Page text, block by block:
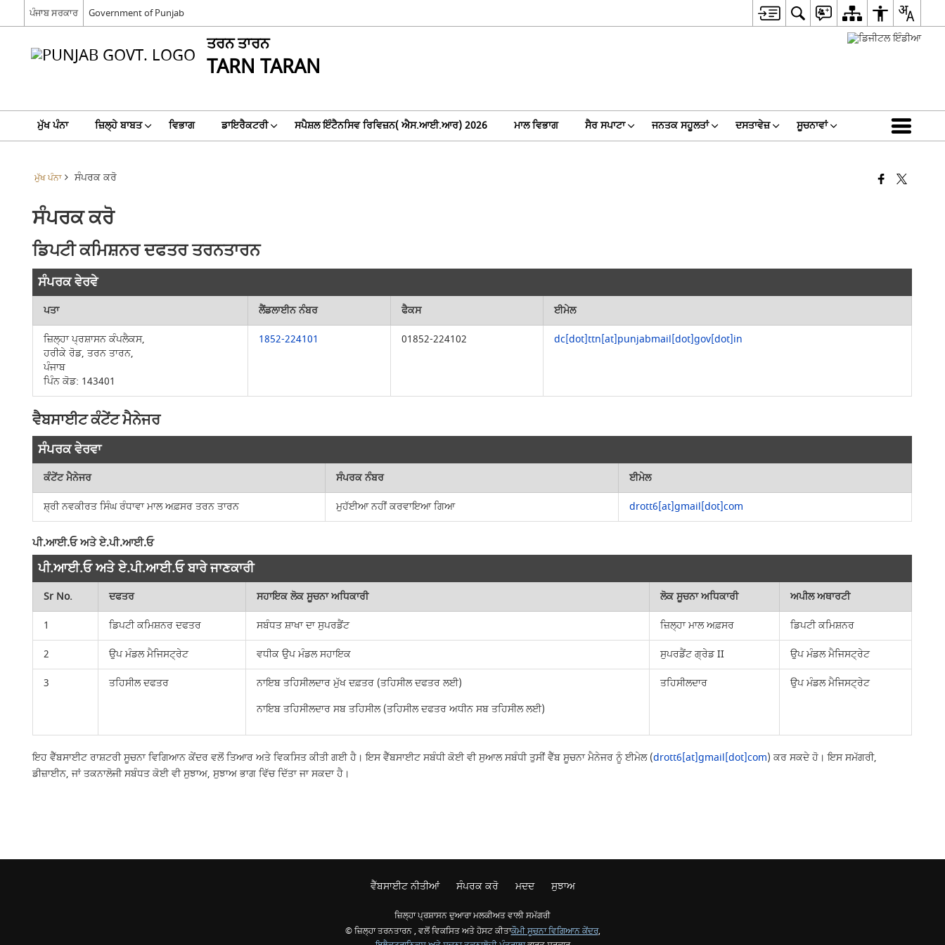
ਪੰਜਾਬ ਸਰਕਾਰ Government of Punjab
ਤਰਨ ਤਾਰਨ
TARN TARAN
ਮੁੱਖ ਪੰਨਾ ਜ਼ਿਲ੍ਹੇ ਬਾਬਤ ਵਿਭਾਗ ਡਾਇਰੈਕਟਰੀ ਸਪੈਸ਼ਲ ਇੰਟੈਨਸਿਵ ਰਿਵਿਜ਼ਨ( ਐਸ.ਆਈ.ਆਰ) 2026 ਮਾਲ ਵਿਭਾਗ ਸੈਰ ਸਪਾਟਾ ਜਨਤਕ ਸਹੂਲਤਾਂ ਦਸਤਾਵੇਜ਼ ਸੂਚਨਾਵਾਂ
ਮੁੱਖ ਪੰਨਾ ਸੰਪਰਕ ਕਰੋ
ਸੰਪਰਕ ਕਰੋ
ਡਿਪਟੀ ਕਮਿਸ਼ਨਰ ਦਫਤਰ ਤਰਨਤਾਰਨ
ਸੰਪਰਕ ਵੇਰਵੇ
ਪਤਾ ਲੈਂਡਲਾਈਨ ਨੰਬਰ ਫੈਕਸ
ਈਮੇਲ
ਜ਼ਿਲ੍ਹਾ ਪ੍ਰਸ਼ਾਸਨ ਕੰਪਲੈਕਸ,
ਹਰੀਕੇ ਰੋਡ, ਤਰਨ ਤਾਰਨ,
ਪੰਜਾਬ
ਪਿੰਨ ਕੋਡ: 143401
1852-224101 01852-224102 dc[dot]ttn[at]punjabmail[dot]gov[dot]in
ਵੈਬਸਾਈਟ ਕੰਟੇਂਟ ਮੈਨੇਜਰ
ਸੰਪਰਕ ਵੇਰਵਾ​​
ਕੰਟੇਂਟ ਮੈਨੇਜਰ ਸੰਪਰਕ ਨੰਬਰ
ਈਮੇਲ
ਸ਼੍ਰੀ ਨਵਕੀਰਤ ਸਿੰਘ ਰੰਧਾਵਾ ਮਾਲ ਅਫ਼ਸਰ ਤਰਨ ਤਾਰਨ
ਮੁਹੱਈਆ ਨਹੀਂ ਕਰਵਾਇਆ ਗਿਆ drott6[at]gmail[dot]com
ਪੀ.ਆਈ.ਓ ਅਤੇ ਏ.ਪੀ.ਆਈ.ਓ
ਪੀ.ਆਈ.ਓ ਅਤੇ ਏ.ਪੀ.ਆਈ.ਓ ਬਾਰੇ ਜਾਣਕਾਰੀ
Sr No. ਦਫਤਰ ਸਹਾਇਕ ਲੋਕ ਸੂਚਨਾ ਅਧਿਕਾਰੀ ਲੋਕ ਸੂਚਨਾ ਅਧਿਕਾਰੀ
ਅਪੀਲ ਅਥਾਰਟੀ
1
ਡਿਪਟੀ ਕਮਿਸ਼ਨਰ ਦਫਤਰ ਸਬੰਧਤ ਸ਼ਾਖਾ ਦਾ ਸੁਪਰਡੈਂਟ ਜ਼ਿਲ੍ਹਾ ਮਾਲ ਅਫ਼ਸਰ
ਡਿਪਟੀ ਕਮਿਸ਼ਨਰ
2
ਉਪ ਮੰਡਲ ਮੈਜਿਸਟ੍ਰੇਟ ਵਧੀਕ ਉਪ ਮੰਡਲ ਸਹਾਇਕ ਸੁਪਰਡੈਂਟ ਗ੍ਰੇਡ II
ਉਪ ਮੰਡਲ ਮੈਜਿਸਟ੍ਰੇਟ
3
ਤਹਿਸੀਲ ਦਫਤਰ
ਨਾਇਬ ਤਹਿਸੀਲਦਾਰ ਮੁੱਖ ਦਫ਼ਤਰ (ਤਹਿਸੀਲ ਦਫਤਰ ਲਈ)
ਨਾਇਬ ਤਹਿਸੀਲਦਾਰ ਸਬ ਤਹਿਸੀਲ (ਤਹਿਸੀਲ ਦਫਤਰ ਅਧੀਨ ਸਬ ਤਹਿਸੀਲ ਲਈ)
ਤਹਿਸੀਲਦਾਰ ਉਪ ਮੰਡਲ ਮੈਜਿਸਟ੍ਰੇਟ
ਇਹ ਵੈੱਬਸਾਈਟ ਰਾਸ਼ਟਰੀ ਸੂਚਨਾ ਵਿਗਿਆਨ ਕੇਂਦਰ ਵਲੋਂ ਤਿਆਰ ਅਤੇ ਵਿਕਸਿਤ ਕੀਤੀ ਗਈ ਹੈ। ਇਸ ਵੈੱਬਸਾਈਟ ਸਬੰਧੀ ਕੋਈ ਵੀ ਸੁਆਲ ਸਬੰਧੀ ਤੁਸੀਂ ਵੈੱਬ ਸੂਚਨਾ ਮੈਨੇਜਰ ਨੂੰ ਈਮੇਲ (drott6[at]gmail[dot]com) ਕਰ ਸਕਦੇ ਹੋ। ਇਸ ਸਮੱਗਰੀ,
ਡੀਜ਼ਾਈਨ, ਜਾਂ ਤਕਨਾਲੋਜੀ ਸਬੰਧਤ ਕੋਈ ਵੀ ਸੁਝਾਅ, ਸੁਝਾਅ ਭਾਗ ਵਿੱਚ ਦਿੱਤਾ ਜਾ ਸਕਦਾ ਹੈ।
ਵੈੱਬਸਾਈਟ ਨੀਤੀਆਂ ਸੰਪਰਕ ਕਰੋ ਮਦਦ ਸੁਝਾਅ
ਜ਼ਿਲ੍ਹਾ ਪ੍ਰਸ਼ਾਸਨ ਦੁਆਰਾ ਮਲਕੀਅਤ ਵਾਲੀ ਸਮੱਗਰੀ
© ਜ਼ਿਲ੍ਹਾ ਤਰਨਤਾਰਨ , ਵਲੋਂ ਵਿਕਸਿਤ ਅਤੇ ਹੋਸਟ ਕੀਤਾਕੌਮੀ ਸੂਚਨਾ ਵਿਗਿਆਨ ਕੇਂਦਰ,